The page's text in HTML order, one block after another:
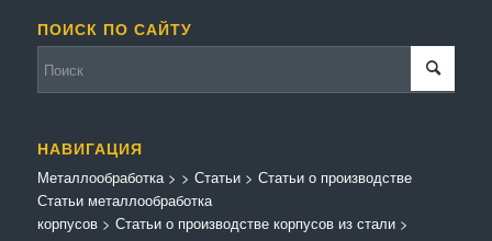
ПОИСК ПО САЙТУ
НАВИГАЦИЯ
Металлообработка>
Статьи металлообработка
> Статьи> Статьи о производстве
корпусов> Статьи о производстве корпусов из стали>